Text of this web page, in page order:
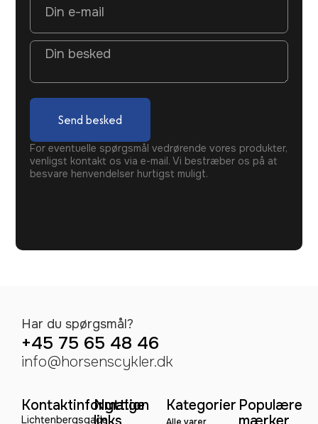
Send besked
For eventuelle spørgsmål vedrørende vores produkter,
venligst kontakt os via e-mail. Vi bestræber os på at
besvare henvendelser hurtigst muligt.
Har du spørgsmål?
+45 75 65 48 46
info@horsenscykler.dk
Kontaktinformation
Lichtenbergsgade
Nyttige
Kategorier
Alle varer
Populære